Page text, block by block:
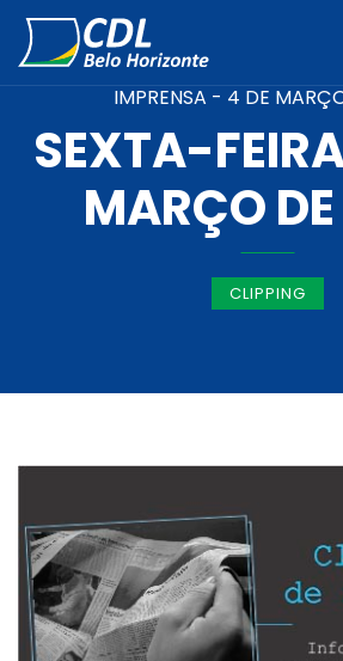
IMPRENSA - 4 DE
SEXTA-
MARÇO
CLIPPING